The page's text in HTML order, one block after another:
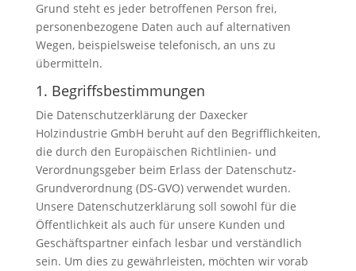
Grund steht es jeder betroffenen Person frei,
personenbezogene Daten auch auf alternativen
Wegen, beispielsweise telefonisch, an uns zu
übermitteln.
1. Begriffsbestimmungen
Die Datenschutzerklärung der Daxecker
Holzindustrie GmbH beruht auf den Begrifflichkeiten,
die durch den Europäischen Richtlinien- und
Verordnungsgeber beim Erlass der Datenschutz-
Grundverordnung (DS-GVO) verwendet wurden.
Unsere Datenschutzerklärung soll sowohl für die
Öffentlichkeit als auch für unsere Kunden und
Geschäftspartner einfach lesbar und verständlich
sein. Um dies zu gewährleisten, möchten wir vorab